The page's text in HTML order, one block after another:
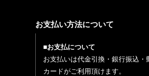
お支払い方法について
■お支払について
お支払いは代金引換・銀行振込・
カードがご利用頂けます。